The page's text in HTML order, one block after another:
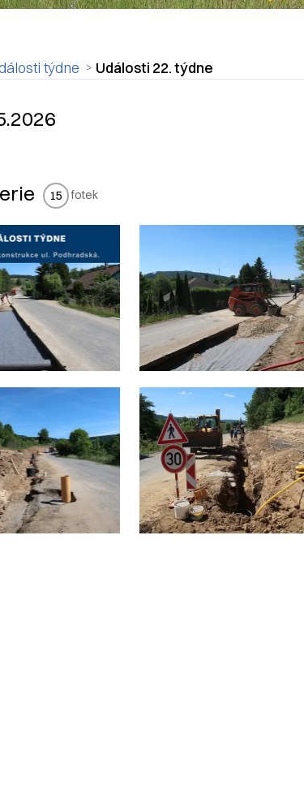
týdne Události 22. týdne
článku
15 fotek